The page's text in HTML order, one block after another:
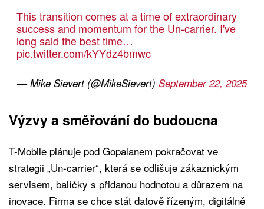
This transition comes at a time of extraordinary
success and momentum for the Un-carrier. I've
long said the best time…
pic.twitter.com/kYYdz4bmwc
— Mike Sievert (@MikeSievert) September 22, 2025
Výzvy a směřování do budoucna
T-Mobile plánuje pod Gopalanem pokračovat ve
strategii „Un-carrier“, která se odlišuje zákaznickým
servisem, balíčky s přidanou hodnotou a důrazem na
inovace. Firma se chce stát datově řízeným, digitálně